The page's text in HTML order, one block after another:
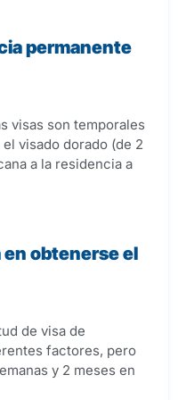
permanente
visas son temporales
visado dorado (de 2
a la residencia a
obtenerse el
de visa de
factores, pero
y 2 meses en